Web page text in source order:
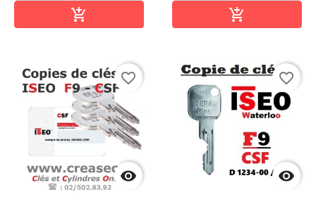
 

favorite_border

favorite_border